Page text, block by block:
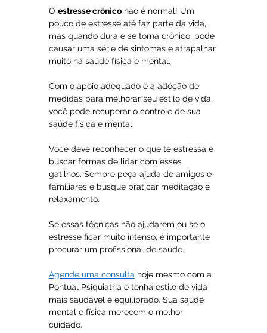
O estresse crônico não é normal! Um
pouco de estresse até faz parte da vida,
mas quando dura e se torna crônico, pode
causar uma série de sintomas e atrapalhar
muito na saúde física e mental.
Com o apoio adequado e a adoção de
medidas para melhorar seu estilo de vida,
você pode recuperar o controle de sua
saúde física e mental.
Você deve reconhecer o que te estressa e
buscar formas de lidar com esses
gatilhos. Sempre peça ajuda de amigos e
familiares e busque praticar meditação e
relaxamento.
Se essas técnicas não ajudarem ou se o
estresse ficar muito intenso, é importante
procurar um profissional de saúde.
Agende uma consulta hoje mesmo com a
Pontual Psiquiatria e tenha estilo de vida
mais saudável e equilibrado. Sua saúde
mental e física merecem o melhor
cuidado.